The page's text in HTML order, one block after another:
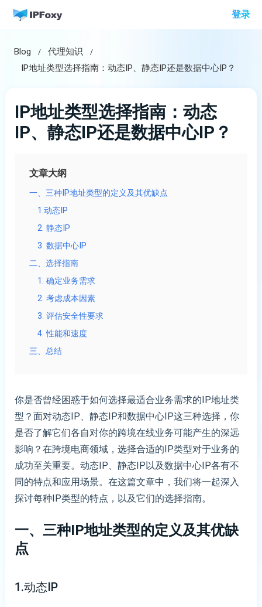
登录
Blog
代理知识
IP地址类型选择指南：动态IP、静态IP还是数据中心IP？
IP地址类型选择指南：动态
IP、静态IP还是数据中心IP？
文章大纲
一、三种IP地址类型的定义及其优缺点
1.动态IP
2. 静态IP
3. 数据中心IP
二、选择指南
1. 确定业务需求
2. 考虑成本因素
3. 评估安全性要求
4. 性能和速度
三、总结
你是否曾经困惑于如何选择最适合业务需求的IP地址类
型？面对动态IP、静态IP和数据中心IP这三种选择，你
是否了解它们各自对你的跨境在线业务可能产生的深远
影响？在跨境电商领域，选择合适的IP类型对于业务的
成功至关重要。动态IP、静态IP以及数据中心IP各有不
同的特点和应用场景。在这篇文章中，我们将一起深入
探讨每种IP类型的特点，以及它们的选择指南。
一、三种IP地址类型的定义及其优缺
点
1.动态IP